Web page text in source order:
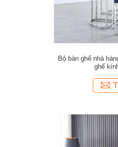
Bộ bàn ghế nhà
ghế